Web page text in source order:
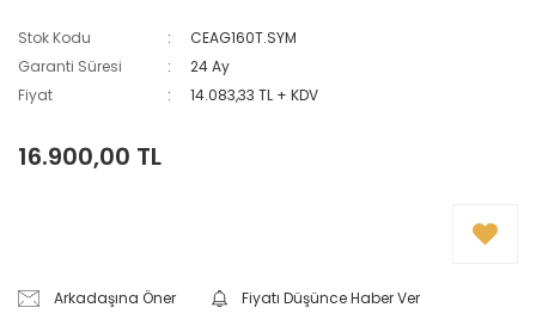
Stok Kodu
CEAG160T.SYM
Garanti Süresi
24 Ay
Fiyat
14.083,33 TL + KDV
16.900,00 TL
Arkadaşına Öner
Fiyatı Düşünce Haber Ver